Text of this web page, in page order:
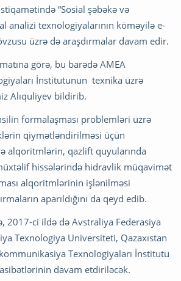
“Sosial şəbəkə və
analizi texnologiyalarının köməyilə e-
üzrə də araşdırmalar davam edir.
görə, bu barədə AMEA
İnstitutunun texnika üzrə
Alıquliyev bildirib.
formalaşması problemləri üzrə
qiymətləndirilməsi üçün
alqoritmlərin, qazlift quyularında
hissələrində hidravlik müqavimət
alqoritmlərinin işlənilməsi
aparıldığını da qeyd edib.
2017-ci ildə də Avstraliya Federasiya
Texnologiya Universiteti, Qazaxıstan
Texnologiyaları İnstitutu
davam etdiriləcək.